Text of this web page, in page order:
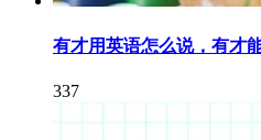
有才用英语怎么说，有才
337